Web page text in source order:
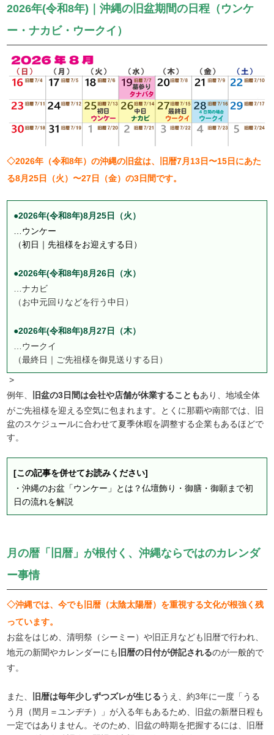
2026年(令和8年)｜沖縄の旧盆期間の日程（ウンケ
ー・ナカビ・ウークイ）
◇2026年（令和8年）の沖縄の旧盆は、旧暦7月13日〜15日にあた
る8月25日（火）〜27日（金）の3日間です。
●2026年(令和8年)8月25日（火）
…ウンケー
（初日｜先祖様をお迎えする日）
●2026年(令和8年)8月26日（水）
…ナカビ
（お中元回りなどを行う中日）
●2026年(令和8年)8月27日（木）
…ウークイ
（最終日｜ご先祖様を御見送りする日）
>
例年、
旧盆の3日間は会社や店舗が休業することもあり、地域全体
がご先祖様を迎える空気に包まれます。とくに那覇や南部では、旧
盆のスケジュールに合わせて夏季休暇を調整する企業もあるほどで
す。
[この記事を併せてお読みください]
・沖縄のお盆「ウンケー」とは？仏壇飾り・御膳・御願まで初
日の流れを解説
月の暦「旧暦」が根付く、沖縄ならではのカレンダ
ー事情
◇沖縄では、今でも旧暦（太陰太陽暦）を重視する文化が根強く残
っています。
お盆をはじめ、清明祭（シーミー）や旧正月なども旧暦で行われ、
地元の新聞やカレンダーにも 旧暦の日付が併記されるのが一般的で
す。
また、 旧暦は毎年少しずつズレが生じるうえ、約3年に一度「うる
う月（閏月＝ユンヂチ）」が入る年もあるため、旧盆の新暦日程も
一定ではありません。そのため、旧盆の時期を把握するには、旧暦